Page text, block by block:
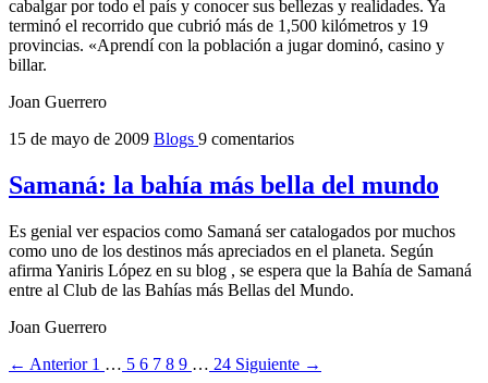
cabalgar por todo el país y conocer sus bellezas y realidades. Ya
terminó el recorrido que cubrió más de 1,500 kilómetros y 19
provincias. «Aprendí con la población a jugar dominó, casino y
billar.
Joan Guerrero
15 de mayo de 2009 Blogs 9 comentarios
Samaná: la bahía más bella del mundo
Es genial ver espacios como Samaná ser catalogados por muchos
como uno de los destinos más apreciados en el planeta. Según
afirma Yaniris López en su blog , se espera que la Bahía de Samaná
entre al Club de las Bahías más Bellas del Mundo.
Joan Guerrero
← Anterior 1 … 5 6 7 8 9 … 24 Siguiente →